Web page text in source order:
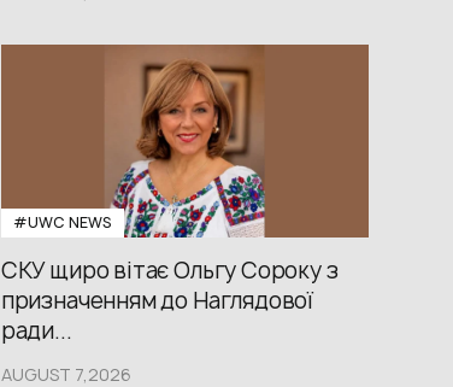
#UWС NEWS
СКУ щиро вітає Ольгу Сороку з
призначенням до Наглядової
ради...
AUGUST 7,2026